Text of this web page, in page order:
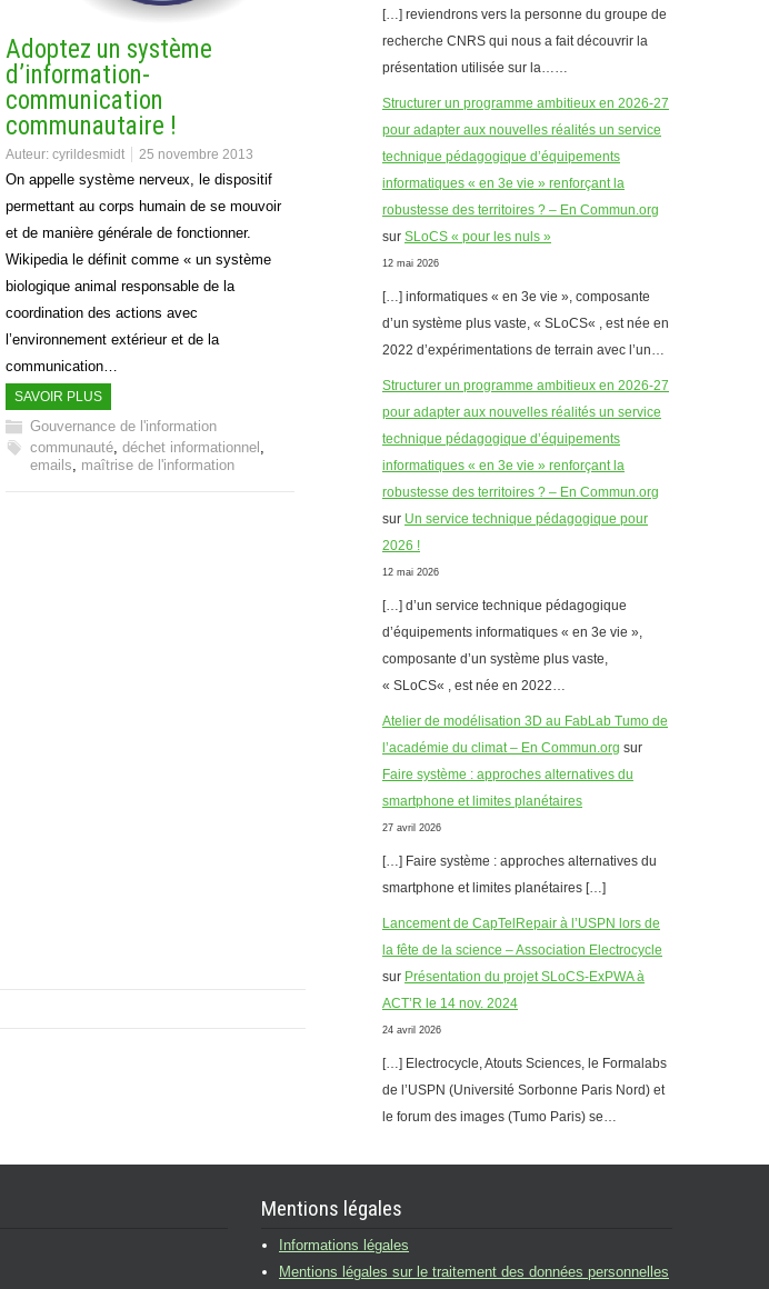
Adoptez un système
d’information-
communication
communautaire !
Auteur: cyrildesmidt 25 novembre 2013
On appelle système nerveux, le dispositif
permettant au corps humain de se mouvoir
et de manière générale de fonctionner.
Wikipedia le définit comme « un système
biologique animal responsable de la
coordination des actions avec
l’environnement extérieur et de la
communication…
SAVOIR PLUS
Gouvernance de l'information
communauté, déchet informationnel
emails
maîtrise de l'information
[…] reviendrons vers la personne du groupe de
recherche CNRS qui nous a fait découvrir la
présentation utilisée sur la……
Structurer un programme ambitieux en 2026-27
pour adapter aux nouvelles réalités un service
technique pédagogique d’équipements
informatiques « en 3e vie » renforçant la
robustesse des territoires ? – En Commun.org
sur SLoCS « pour les nuls »
12 mai 2026
[…] informatiques « en 3e vie », composante
d’un système plus vaste, « SLoCS« , est née en
2022 d’expérimentations de terrain avec l’un…
Structurer un programme ambitieux en 2026-27
pour adapter aux nouvelles réalités un service
technique pédagogique d’équipements
informatiques « en 3e vie » renforçant la
robustesse des territoires ? – En Commun.org
sur Un service technique pédagogique pour
2026 !
12 mai 2026
[…] d’un service technique pédagogique
d’équipements informatiques « en 3e vie »,
composante d’un système plus vaste,
« SLoCS« , est née en 2022…
Atelier de modélisation 3D au FabLab Tumo de
l’académie du climat – En Commun.org sur
Faire système : approches alternatives du
smartphone et limites planétaires
27 avril 2026
[…] Faire système : approches alternatives du
smartphone et limites planétaires […]
Lancement de CapTelRepair à l’USPN lors de
la fête de la science – Association Electrocycle
sur Présentation du projet SLoCS-ExPWA à
ACT’R le 14 nov. 2024
24 avril 2026
[…] Electrocycle, Atouts Sciences, le Formalabs
de l’USPN (Université Sorbonne Paris Nord) et
le forum des images (Tumo Paris) se…
Mentions légales
Informations légales
Mentions légales sur le traitement des données personnelles